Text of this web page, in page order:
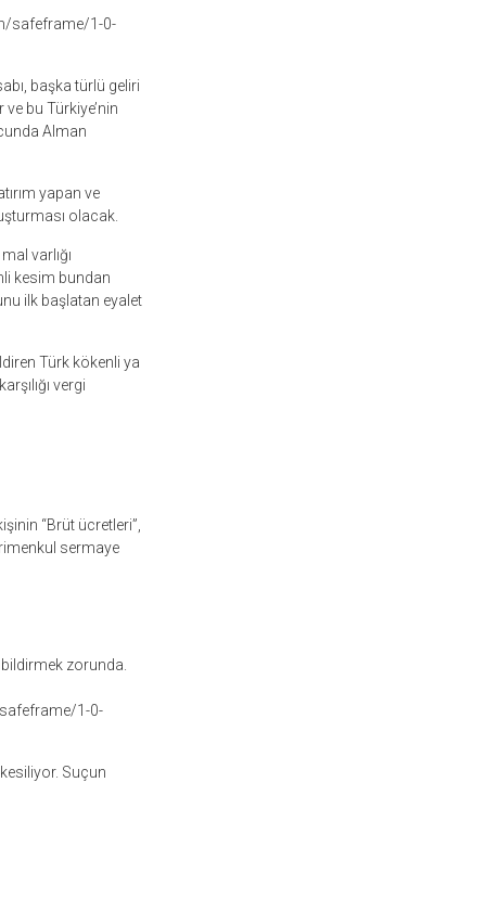
safeframe/1-0-
başka türlü geliri
bu Türkiye’nin
Alman
yapan ve
olacak.
varlığı
kesim bundan
ilk başlatan eyalet
Türk kökenli ya
vergi
“Brüt ücretleri”,
sermaye
zorunda.
1-0-
Suçun